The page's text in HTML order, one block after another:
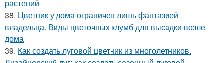
растений
38. Цветник у дома ограничен лишь фантазией
владельца. Виды цветочных клумб для высадки возле
дома
39. Как создать луговой цветник из многолетников.